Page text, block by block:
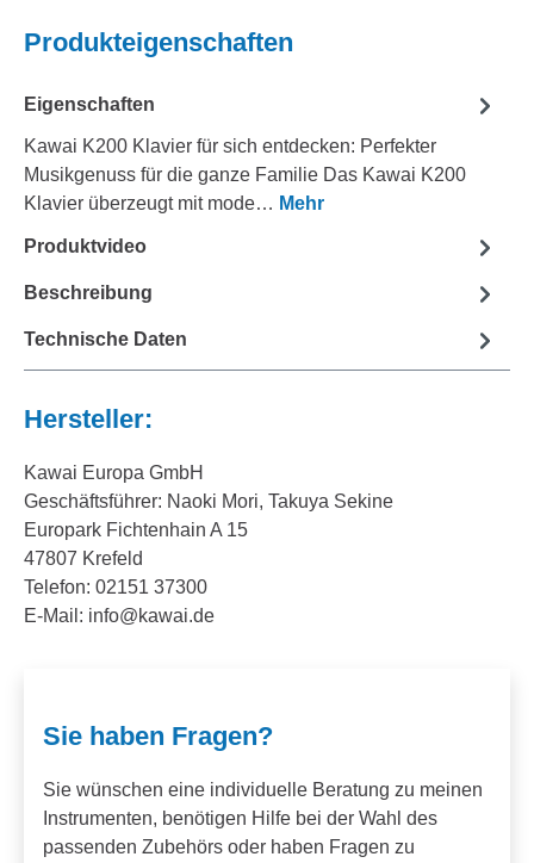
Produkteigenschaften
Eigenschaften
Kawai K200 Klavier für sich entdecken: Perfekter
Musikgenuss für die ganze Familie Das Kawai K200
Klavier überzeugt mit mode… Mehr
Produktvideo
Beschreibung
Technische Daten
Hersteller:
Kawai Europa GmbH
Geschäftsführer: Naoki Mori, Takuya Sekine
Europark Fichtenhain A 15
47807 Krefeld
Telefon: 02151 37300
E-Mail: info@kawai.de
Sie haben Fragen?
Sie wünschen eine individuelle Beratung zu meinen
Instrumenten, benötigen Hilfe bei der Wahl des
passenden Zubehörs oder haben Fragen zu